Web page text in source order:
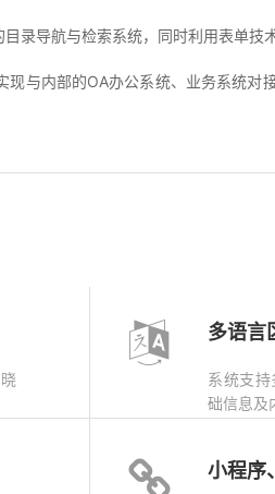
导航与检索系统，同时利用表单技术
内部的OA办公系统、业务系统对
多语言
系统支
础信息及
小程序